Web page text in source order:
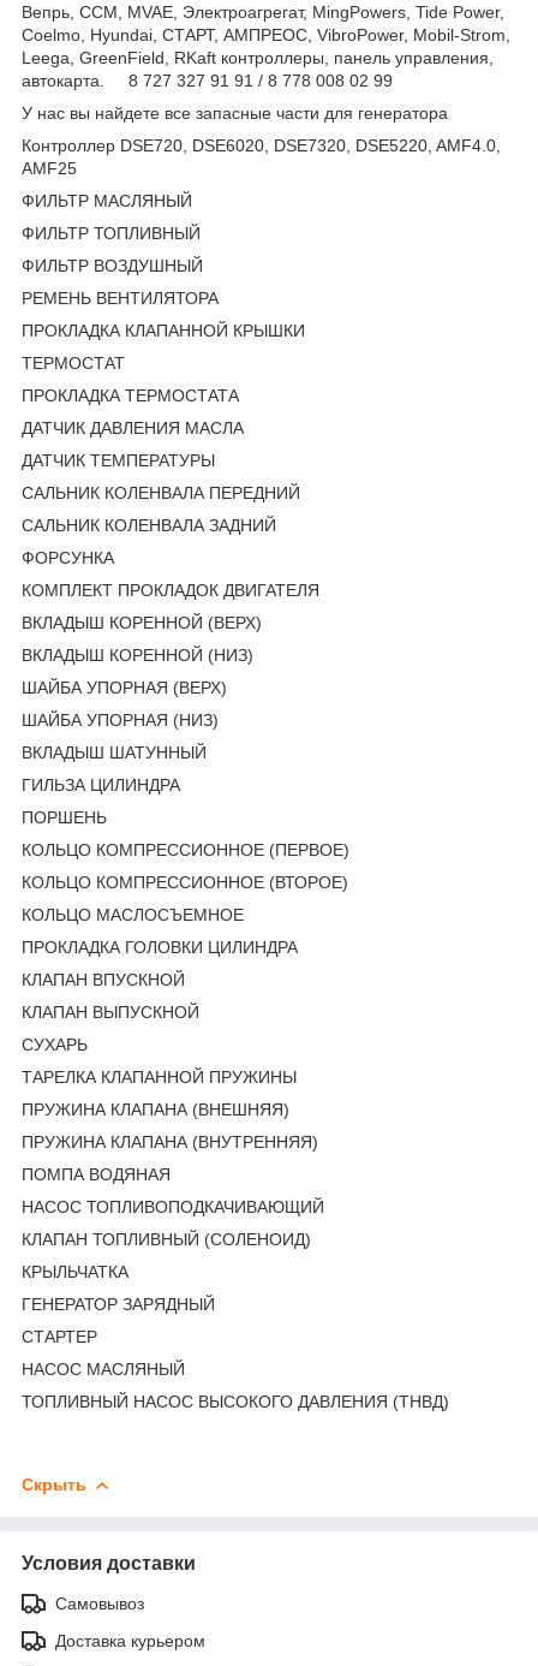
Вепрь, CCM, MVAE, Электроагрегат, MingPowers, Tide Power,
Coelmo, Hyundai, СТАРТ, АМПРЕОС, VibroPower, Mobil-Strom,
Leega, GreenField, RKaft контроллеры, панель управления,
автокарта. 8 727 327 91 91 / 8 778 008 02 99
У нас вы найдете все запасные части для генератора
Контроллер DSE720, DSE6020, DSE7320, DSE5220, AMF4.0,
AMF25
ФИЛЬТР МАСЛЯНЫЙ
ФИЛЬТР ТОПЛИВНЫЙ
ФИЛЬТР ВОЗДУШНЫЙ
РЕМЕНЬ ВЕНТИЛЯТОРА
ПРОКЛАДКА КЛАПАННОЙ КРЫШКИ
ТЕРМОСТАТ
ПРОКЛАДКА ТЕРМОСТАТА
ДАТЧИК ДАВЛЕНИЯ МАСЛА
ДАТЧИК ТЕМПЕРАТУРЫ
САЛЬНИК КОЛЕНВАЛА ПЕРЕДНИЙ
САЛЬНИК КОЛЕНВАЛА ЗАДНИЙ
ФОРСУНКА
КОМПЛЕКТ ПРОКЛАДОК ДВИГАТЕЛЯ
ВКЛАДЫШ КОРЕННОЙ (ВЕРХ)
ВКЛАДЫШ КОРЕННОЙ (НИЗ)
ШАЙБА УПОРНАЯ (ВЕРХ)
ШАЙБА УПОРНАЯ (НИЗ)
ВКЛАДЫШ ШАТУННЫЙ
ГИЛЬЗА ЦИЛИНДРА
ПОРШЕНЬ
КОЛЬЦО КОМПРЕССИОННОЕ (ПЕРВОЕ)
КОЛЬЦО КОМПРЕССИОННОЕ (ВТОРОЕ)
КОЛЬЦО МАСЛОСЪЕМНОЕ
ПРОКЛАДКА ГОЛОВКИ ЦИЛИНДРА
КЛАПАН ВПУСКНОЙ
КЛАПАН ВЫПУСКНОЙ
СУХАРЬ
ТАРЕЛКА КЛАПАННОЙ ПРУЖИНЫ
ПРУЖИНА КЛАПАНА (ВНЕШНЯЯ)
ПРУЖИНА КЛАПАНА (ВНУТРЕННЯЯ)
ПОМПА ВОДЯНАЯ
НАСОС ТОПЛИВОПОДКАЧИВАЮЩИЙ
КЛАПАН ТОПЛИВНЫЙ (СОЛЕНОИД)
КРЫЛЬЧАТКА
ГЕНЕРАТОР ЗАРЯДНЫЙ
СТАРТЕР
НАСОС МАСЛЯНЫЙ
ТОПЛИВНЫЙ НАСОС ВЫСОКОГО ДАВЛЕНИЯ (ТНВД)
Скрыть
Условия доставки
Самовывоз
Доставка курьером